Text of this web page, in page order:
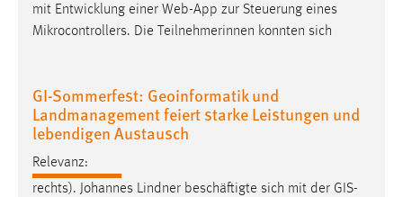
mit Entwicklung einer Web-App zur Steuerung eines
Mikrocontrollers. Die Teilnehmerinnen konnten sich
GI-Sommerfest: Geoinformatik und
Landmanagement feiert starke Leistungen und
lebendigen Austausch
Relevanz:
rechts). Johannes Lindner beschäftigte sich mit der GIS-
Zweck:
Wird benötigt um die Chatfunktion nutzen zu können.
5e9dbeb1811c0446 = Sitzungslaufzeit, mibew_locale = 3
Jahre, MIBEW_UserID = 1 Jahr
Login